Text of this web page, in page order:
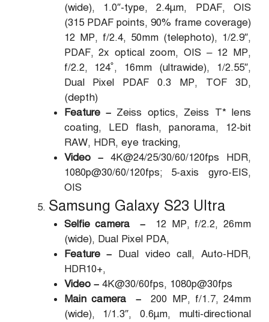
(wide), 1.0″-type, 2.4µm, PDAF, OIS
(315 PDAF points, 90% frame coverage)
12 MP, f/2.4, 50mm (telephoto), 1/2.9″,
PDAF, 2x optical zoom, OIS – 12 MP,
f/2.2, 124˚, 16mm (ultrawide), 1/2.55″,
Dual Pixel PDAF 0.3 MP, TOF 3D,
(depth)
Feature –Zeiss optics, Zeiss T* lens
coating, LED flash, panorama, 12-bit
RAW, HDR, eye tracking,
Video –4K@24/25/30/60/120fps HDR,
1080p@30/60/120fps; 5-axis gyro-EIS,
OIS
Samsung Galaxy S23 Ultra
Selfie camera – 12 MP, f/2.2, 26mm
(wide), Dual Pixel PDA,
Feature – Dual video call, Auto-HDR,
HDR10+,
Video –4K@30/60fps, 1080p@30fps
Main camera – 200 MP, f/1.7, 24mm
(wide), 1/1.3″, 0.6µm, multi-directional